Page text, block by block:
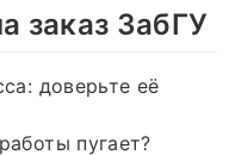
заказ ЗабГУ
доверьте её
пугает?